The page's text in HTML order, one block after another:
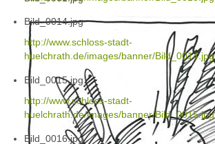
Bild_0014.jpg
http://www.schloss-stadt-
huelchrath.de/images/banner/Bild_0014.jpg
Bild_0015.jpg
http://www.schloss-stadt-
huelchrath.de/images/banner/Bild_0015.jpg
Bild_0016.jpg